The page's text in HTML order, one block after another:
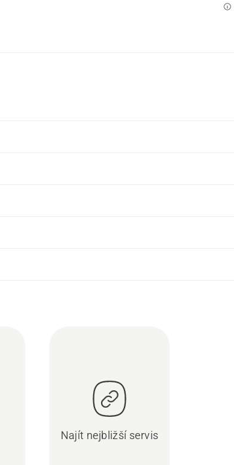
Najít nejbližší servis